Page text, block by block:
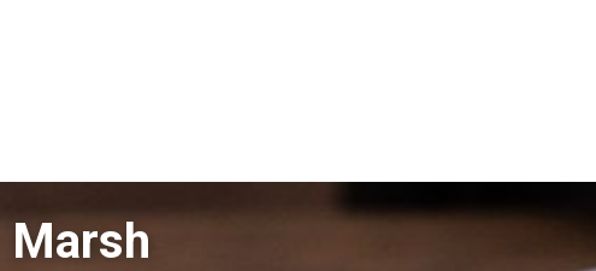
Marsh